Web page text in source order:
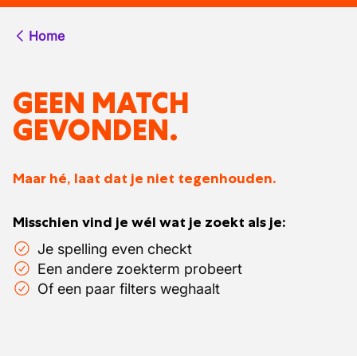
Home
GEEN MATCH
GEVONDEN.
Maar hé, laat dat je niet tegenhouden.
Misschien vind je wél wat je zoekt als je:
Je spelling even checkt
Een andere zoekterm probeert
Of een paar filters weghaalt